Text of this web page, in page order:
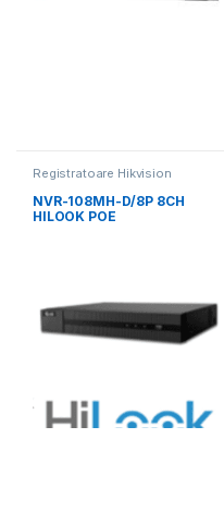
Registratoare Hikvision
NVR-108MH-D/8P 8CH
HILOOK POE